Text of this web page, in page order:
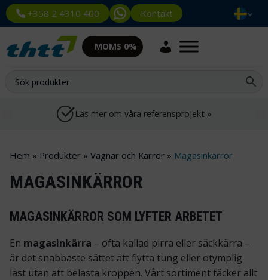
+358 2 4310 400 Kontakt
MOMS 0%
Läs mer om våra referensprojekt »
Hem » Produkter » Vagnar och Kärror » Magasinkärror
MAGASINKÄRROR
MAGASINKÄRROR SOM LYFTER ARBETET
En magasinkärra – ofta kallad pirra eller säckkärra –
är det snabbaste sättet att flytta tung eller otymplig
last utan att belasta kroppen. Vårt sortiment täcker allt